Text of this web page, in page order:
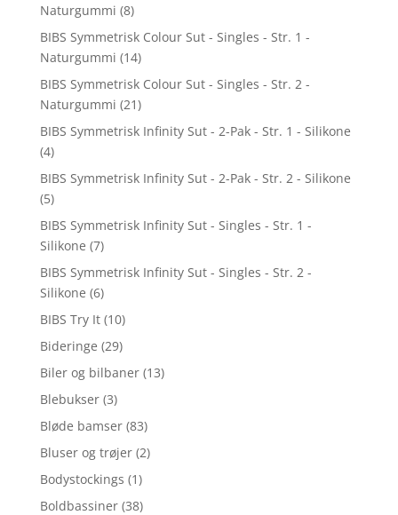
Naturgummi (8)
BIBS Symmetrisk Colour Sut - Singles - Str. 1 -
Naturgummi (14)
BIBS Symmetrisk Colour Sut - Singles - Str. 2 -
Naturgummi (21)
BIBS Symmetrisk Infinity Sut - 2-Pak - Str. 1 - Silikone
(4)
BIBS Symmetrisk Infinity Sut - 2-Pak - Str. 2 - Silikone
(5)
BIBS Symmetrisk Infinity Sut - Singles - Str. 1 -
Silikone (7)
BIBS Symmetrisk Infinity Sut - Singles - Str. 2 -
Silikone (6)
BIBS Try It (10)
Bideringe (29)
Biler og bilbaner (13)
Blebukser (3)
Bløde bamser (83)
Bluser og trøjer (2)
Bodystockings (1)
Boldbassiner (38)